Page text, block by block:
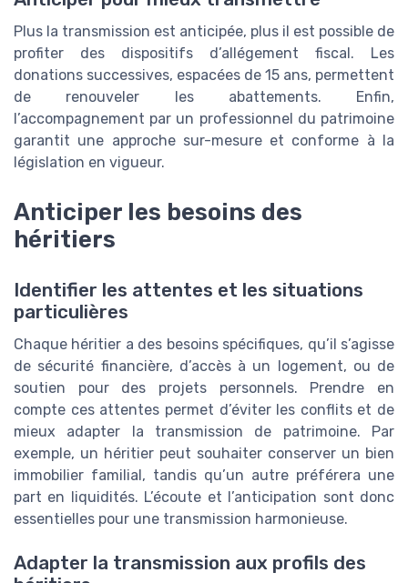
Plus la transmission est anticipée, plus il est possible de
profiter des dispositifs d’allégement fiscal. Les
donations successives, espacées de 15 ans, permettent
de renouveler les abattements. Enfin,
l’accompagnement par un professionnel du patrimoine
garantit une approche sur-mesure et conforme à la
législation en vigueur.
Anticiper les besoins des
héritiers
Identifier les attentes et les situations
particulières
Chaque héritier a des besoins spécifiques, qu’il s’agisse
de sécurité financière, d’accès à un logement, ou de
soutien pour des projets personnels. Prendre en
compte ces attentes permet d’éviter les conflits et de
mieux adapter la transmission de patrimoine. Par
exemple, un héritier peut souhaiter conserver un bien
immobilier familial, tandis qu’un autre préférera une
part en liquidités. L’écoute et l’anticipation sont donc
essentielles pour une transmission harmonieuse.
Adapter la transmission aux profils des